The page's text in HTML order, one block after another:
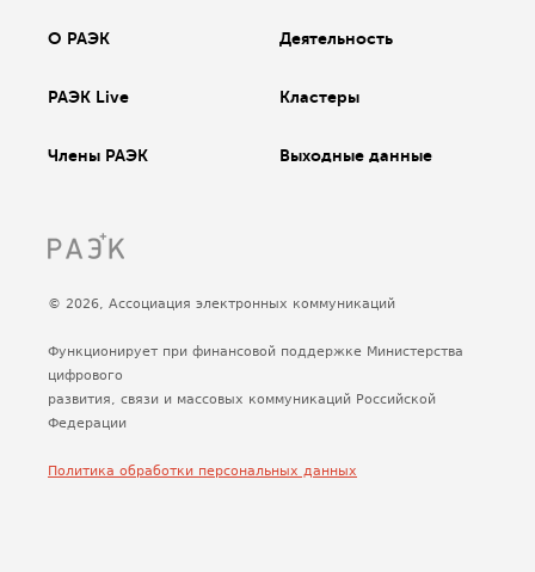
О РАЭК Деятельность
РАЭК Live Кластеры
Члены РАЭК Выходные данные
© 2026, Ассоциация электронных коммуникаций
Функционирует при финансовой поддержке Министерства
цифрового
развития, связи и массовых коммуникаций Российской
Федерации
Политика обработки персональных данных